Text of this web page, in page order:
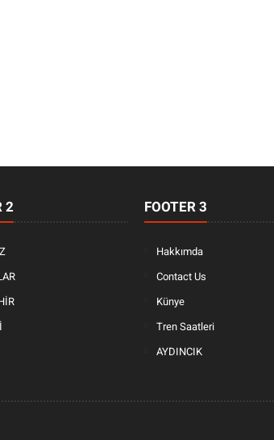
2 FOOTER 3
Hakkımda
Contact Us
Künye
Tren Saatleri
AYDINCIK